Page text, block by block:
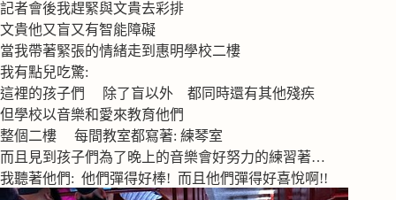
記者會後我趕緊與文貴去彩排
文貴他又盲又有智能障礙
當我帶著緊張的情緒走到惠明學校二樓
我有點兒吃驚:
這裡的孩子們 除了盲以外 都同時還有其他殘疾
但學校以音樂和愛來教育他們
整個二樓 每間教室都寫著: 練琴室
而且見到孩子們為了晚上的音樂會好努力的練習著…
我聽著他們: 他們彈得好棒! 而且他們彈得好喜悅啊!!